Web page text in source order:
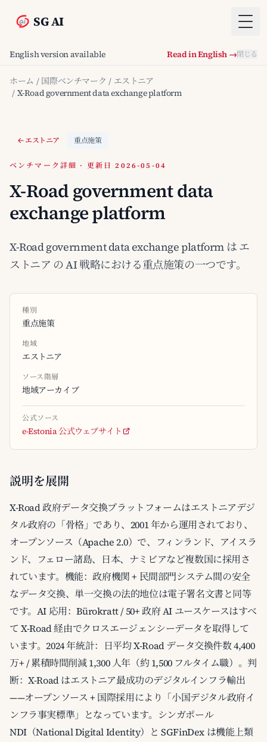
SG AI
English version available Read in English →閉じる
ホーム / 国際ベンチマーク / エストニア
/ X-Road government data exchange platform
エストニア 重点施策
ベンチマーク詳細 · 更新日 2026-05-04
X-Road government data
exchange platform
X-Road government data exchange platform は エ
ストニア の AI 戦略における重点施策の一つです。
種別
重点施策
地域
エストニア
ソース階層
地域アーカイブ
公式ソース
e-Estonia 公式ウェブサイト
説明を展開
X-Road 政府データ交換プラットフォームはエストニアデジ
タル政府の「骨格」であり、2001 年から運用されており、
オープンソース（Apache 2.0）で、フィンランド、アイスラ
ンド、フェロー諸島、日本、ナミビアなど複数国に採用さ
れています。機能：政府機関 + 民間部門システム間の安全
なデータ交換、単一交換の法的地位は電子署名文書と同等
です。AI 応用：Bürokratt / 50+ 政府 AI ユースケースはすべ
て X-Road 経由でクロスエージェンシーデータを取得して
います。2024 年統計：日平均 X-Road データ交換件数 4,400
万+ / 累積時間削減 1,300 人年（約 1,500 フルタイム職）。判
断：X-Road はエストニア最成功のデジタルインフラ輸出
——オープンソース + 国際採用により「小国デジタル政府イ
ンフラ事実標準」となっています。シンガポール
NDI（National Digital Identity）と SGFinDex は機能上類